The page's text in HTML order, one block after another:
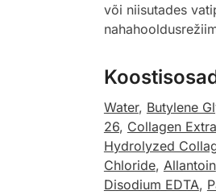
või niisutades
Water, Butylene
26, Collagen
Hydrolyzed
Chloride, Allantoin
Disodium EDTA,